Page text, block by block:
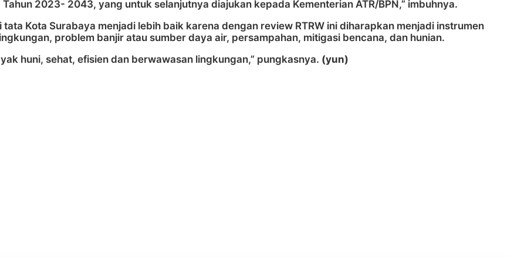
2023- 2043, yang untuk selanjutnya diajukan kepada Kementerian ATR/BPN,” imbuhnya.
Kota Surabaya menjadi lebih baik karena dengan review RTRW ini diharapkan menjadi instrumen
problem banjir atau sumber daya air, persampahan, mitigasi bencana, dan hunian.
huni, sehat, efisien dan berwawasan lingkungan,” pungkasnya. (yun)